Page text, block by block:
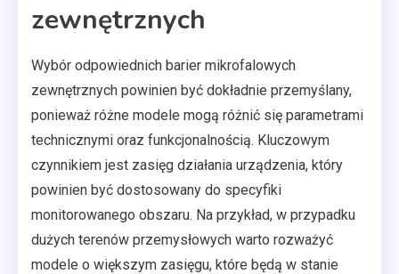
zewnętrznych
Wybór odpowiednich barier mikrofalowych
zewnętrznych powinien być dokładnie przemyślany,
ponieważ różne modele mogą różnić się parametrami
technicznymi oraz funkcjonalnością. Kluczowym
czynnikiem jest zasięg działania urządzenia, który
powinien być dostosowany do specyfiki
monitorowanego obszaru. Na przykład, w przypadku
dużych terenów przemysłowych warto rozważyć
modele o większym zasięgu, które będą w stanie